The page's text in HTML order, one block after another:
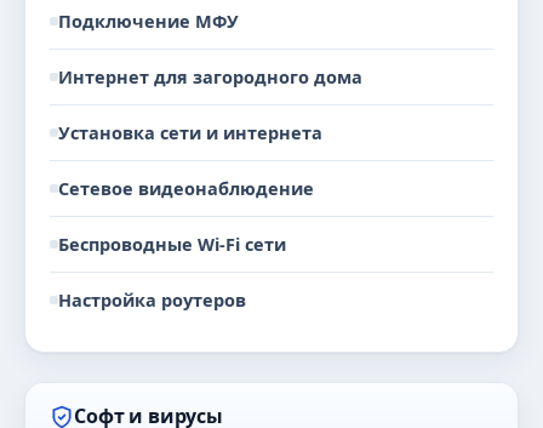
Подключение МФУ
Интернет для загородного дома
Установка сети и интернета
Сетевое видеонаблюдение
Беспроводные Wi-Fi сети
Настройка роутеров
Софт и вирусы